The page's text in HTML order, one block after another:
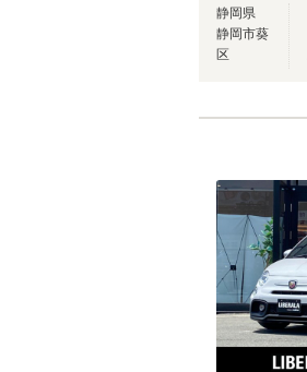
静岡県
静岡市葵
区